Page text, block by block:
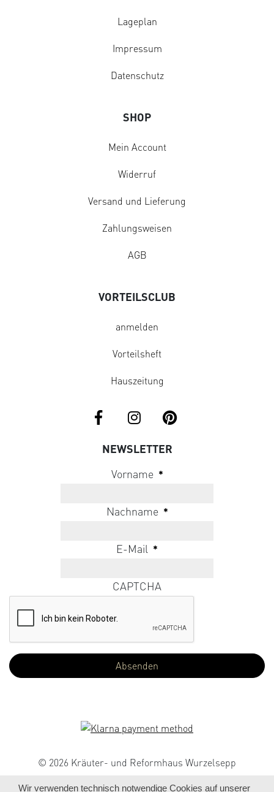
Lageplan
Impressum
Datenschutz
SHOP
Mein Account
Widerruf
Versand und Lieferung
Zahlungsweisen
AGB
VORTEILSCLUB
anmelden
Vorteilsheft
Hauszeitung
NEWSLETTER
Vorname *
Nachname *
E-Mail *
CAPTCHA
© 2026 Kräuter- und Reformhaus Wurzelsepp
Wir verwenden technisch notwendige Cookies auf unserer